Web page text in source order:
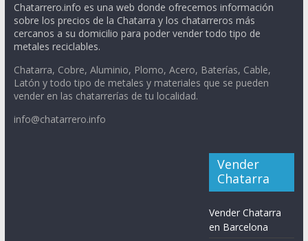
Chatarrero.info es una web donde ofrecemos información
sobre los precios de la Chatarra y los chatarreros más
cercanos a su domicilio para poder vender todo tipo de
metales reciclables.
Chatarra, Cobre, Aluminio, Plomo, Acero, Baterías, Cable,
Latón y todo tipo de metales y materiales que se pueden
vender en las chatarrerías de tu localidad.
info@chatarrero.info
Vender
Chatarra
Vender Chatarra
en Barcelona